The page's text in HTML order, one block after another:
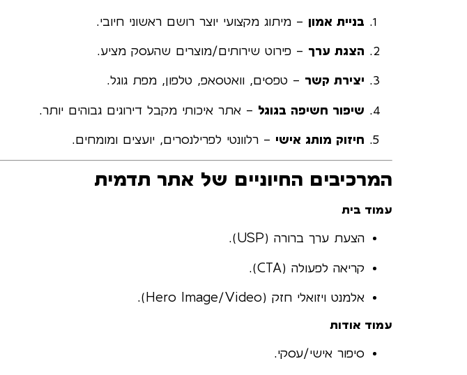
בניית אמון – מיתוג מקצועי יוצר רושם ראשוני חיובי.
הצגת ערך – פירוט שירותים/מוצרים שהעסק מציע.
יצירת קשר – טפסים, וואטסאפ, טלפון, מפת גוגל.
שיפור חשיפה בגוגל – אתר איכותי מקבל דירוגים גבוהים יותר.
חיזוק מותג אישי – רלוונטי לפרילנסרים, יועצים ומומחים.
המרכיבים החיוניים של אתר תדמית
עמוד בית
הצעת ערך ברורה (USP).
קריאה לפעולה (CTA).
אלמנט ויזואלי חזק (Hero Image/Video).
עמוד אודות
סיפור אישי/עסקי.